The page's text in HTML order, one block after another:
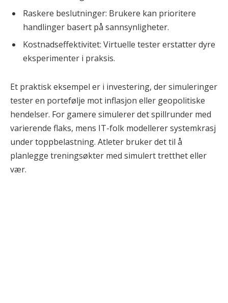
Raskere beslutninger: Brukere kan prioritere
handlinger basert på sannsynligheter.
Kostnadseffektivitet: Virtuelle tester erstatter dyre
eksperimenter i praksis.
Et praktisk eksempel er i investering, der simuleringer
tester en portefølje mot inflasjon eller geopolitiske
hendelser. For gamere simulerer det spillrunder med
varierende flaks, mens IT-folk modellerer systemkrasj
under toppbelastning. Atleter bruker det til å
planlegge treningsøkter med simulert tretthet eller
vær.